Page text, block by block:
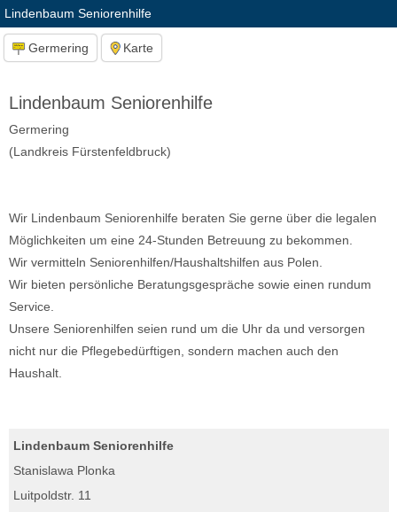
Lindenbaum Seniorenhilfe
Germering Karte
Lindenbaum Seniorenhilfe
Germering
(Landkreis Fürstenfeldbruck)
Wir Lindenbaum Seniorenhilfe beraten Sie gerne über die legalen
Möglichkeiten um eine 24-Stunden Betreuung zu bekommen.
Wir vermitteln Seniorenhilfen/Haushaltshilfen aus Polen.
Wir bieten persönliche Beratungsgespräche sowie einen rundum
Service.
Unsere Seniorenhilfen seien rund um die Uhr da und versorgen
nicht nur die Pflegebedürftigen, sondern machen auch den
Haushalt.
Lindenbaum Seniorenhilfe
Stanislawa Plonka
Luitpoldstr. 11